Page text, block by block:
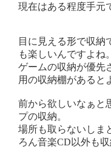
現在はある程度手元
目に見える形で収納
も楽しいんですよね。
ゲームの収納が優先
用の収納棚があると
前から欲しいなぁと
プの収納。
場所も取らないしま
ろん音楽CD以外も収